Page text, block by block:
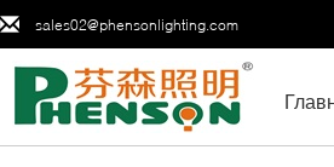
sales02@phensonlighting.com